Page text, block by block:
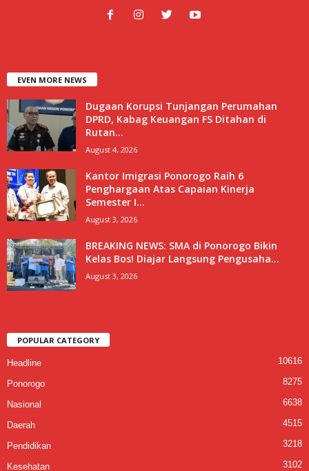
EVEN MORE NEWS
Dugaan Korupsi Tunjangan Perumahan
DPRD, Kabag Keuangan FS Ditahan di
Rutan...
August 4, 2026
Kantor Imigrasi Ponorogo Raih 6
Penghargaan Atas Capaian Kinerja
Semester I...
August 3, 2026
BREAKING NEWS: SMA di Ponorogo Bikin
Kelas Bos! Diajar Langsung Pengusaha...
August 3, 2026
POPULAR CATEGORY
Headline 10616
Ponorogo 8275
Nasional 6638
Daerah 4515
Pendidikan 3218
Kesehatan 3102